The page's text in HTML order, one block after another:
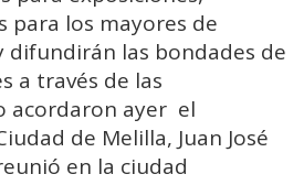
para los mayores de
difundirán las bondades de
a través de las
acordaron ayer el
de Melilla, Juan José
en la ciudad